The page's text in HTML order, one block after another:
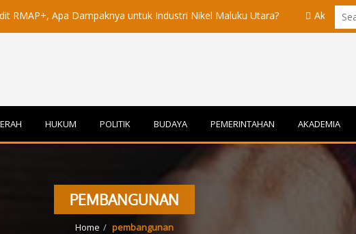
Apa Dampaknya untuk Industri Nikel Maluku Utara? Akademisi UI dan
HUKUM POLITIK BUDAYA PEMERINTAHAN AKADEMIA
PEMBANGUNAN
Home pembangunan